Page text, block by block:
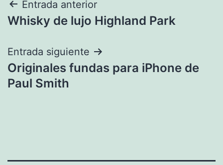
Navegación
de
entradas
Entrada anterior
Whisky de lujo Highland Park
Entrada siguiente
Originales fundas para iPhone de
Paul Smith